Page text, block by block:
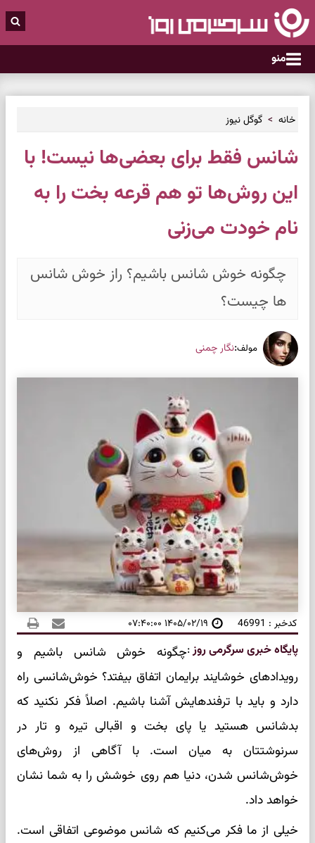
منو
خانه گوگل نیوز
شانس فقط برای بعضی‌ها نیست! با
این روش‌ها تو هم قرعه بخت را به
نام خودت می‌زنی
چگونه خوش شانس باشیم؟ راز خوش شانس
ها چیست؟
مولف:نگار چمنی
کدخبر : 46991 ۱۴۰۵/۰۲/۱۹ ۰۷:۴۰:۰۰
پایگاه خبری سرگرمی روز:چگونه خوش شانس باشیم و
رویدادهای خوشایند برایمان اتفاق بیفتد؟ خوش‌شانسی راه
دارد و باید با ترفندهایش آشنا باشیم. اصلاً فکر نکنید که
بدشانس هستید یا پای بخت و اقبالی تیره‌ و تار در
سرنوشتتان به میان است. با آگاهی از روش‌های
خوش‌شانس شدن، دنیا هم روی خوشش را به شما نشان
خواهد داد.
خیلی از ما فکر می‌کنیم که شانس موضوعی اتفاقی است.